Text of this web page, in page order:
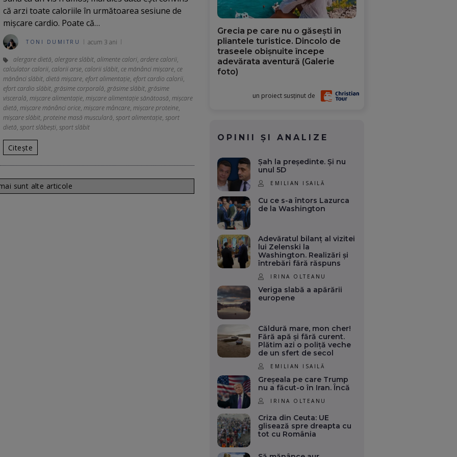
că arzi toate caloriile în următoarea sesiune de
mișcare cardio. Poate că…
TONI DUMITRU acum 3 ani
alergare dietă, alergare slăbit, alimente calori, ardere calorii,
calculator calorii, calorii arse, calorii slăbit, ce mănânci mișcare, ce
mănânci slăbit, dietă mișcare, efort alimentație, efort cardio calorii,
efort cardio slăbit, grăsime corporală, grăsime slăbit, grăsime
viscerală, mișcare alimentație, mișcare alimentație sănătoasă, mișcare
dietă, mișcare mănânci orice, mișcare mâncare, mișcare proteine,
mișcare slăbit, proteine masă musculară, sport alimentație, sport
dietă, sport slăbești, sport slăbit
Citește
sunt alte articole
Grecia pe care nu o găsești în
pliantele turistice. Dincolo de
traseele obișnuite începe
adevărata aventură (Galerie
foto)
un proiect susținut de
OPINII ȘI ANALIZE
Șah la președinte. Și nu
unul 5D
EMILIAN ISAILĂ
Cu ce s-a întors Lazurca
de la Washington
Adevăratul bilanț al vizitei
lui Zelenski la
Washington. Realizări și
întrebări fără răspuns
IRINA OLTEANU
Veriga slabă a apărării
europene
Căldură mare, mon cher!
Fără apă și fără curent.
Plătim azi o poliță veche
de un sfert de secol
EMILIAN ISAILĂ
Greșeala pe care Trump
nu a făcut-o în Iran. Încă
IRINA OLTEANU
Criza din Ceuta: UE
glisează spre dreapta cu
tot cu România